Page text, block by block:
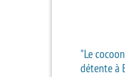
"Le
détente à